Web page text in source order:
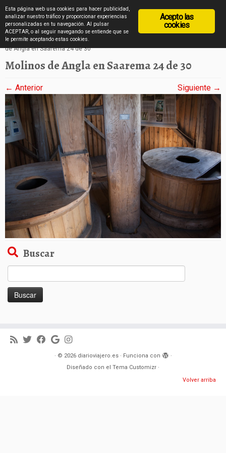
Saltar
al
contenido
diarioviajero.es
Inicio » Los molinos de Angla de la isla de Saarema en imágenes
de Angla en Saarema 24 de 30
Molinos de Angla en Saarema 24 de 30
← Anterior Siguiente →
Buscar
· © 2026 diarioviajero.es· Funciona con
·
Diseñado con el Tema Customizr ·
Volver arriba
Acepto las
cookies
Esta página web usa cookies para hacer publicidad,
analizar nuestro tráfico y proporcionar experiencias
personalizadas en tu navegación. Al pulsar
ACEPTAR, o al seguir navegando se entiende que se
le permite aceptando estas cookies.